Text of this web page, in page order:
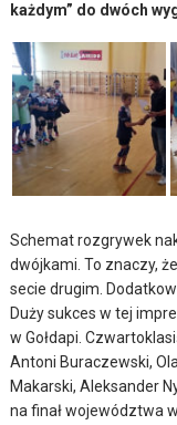
każdym” do dwóch
Schemat rozgrywek
dwójkami. To znaczy,
secie drugim.
Duży sukces w tej
w Gołdapi.
Antoni Buraczewski,
Makarski, Aleksander
na finał województwa